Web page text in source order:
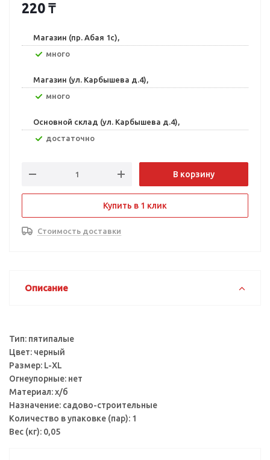
220 ₸
Магазин (пр. Абая 1с),
Много
Магазин (ул. Карбышева д.4),
Много
Основной склад (ул. Карбышева д.4),
Достаточно
В корзину
Купить в 1 клик
Стоимость доставки
Описание
Тип: пятипалые
Цвет: черный
Размер: L-ХL
Огнеупорные: нет
Материал: х/б
Назначение: садово-строительные
Количество в упаковке (пар): 1
Вес (кг): 0,05